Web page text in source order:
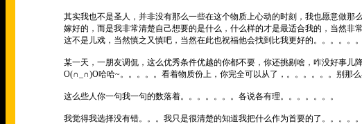
其实我也不是圣人，并非没有那么一些在这个物质上心动的时刻，我也愿意做
嫁好的，而是我非常清楚自己想要的是什么，什么样的才是最适合我的，当然非
这不是儿戏，当然慎之又慎吧，当然在此也祝福他会找到比我更好的。。。。。。
某一天，一朋友调侃，这么优秀条件优越的你都不要，你还挑剔啥，咋没好事儿
O(∩_∩)O哈哈~。。。。。看着物质份上，你完全可以从了，。。。。。。别那
这么些人你一句我一句的数落着。。。。。。。各说各有理。。。。。。。
我觉得我选择没有错。。。我只是很清楚的知道我把什么作为首要的了。。。。